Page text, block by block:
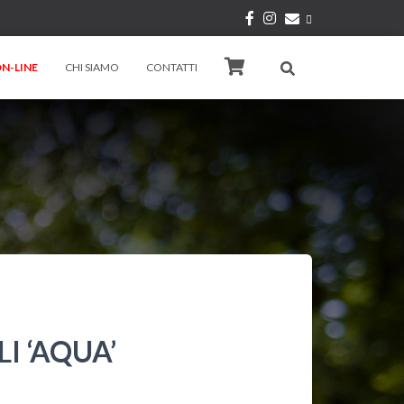
LINE CHI SIAMO CONTATTI
‘AQUA’